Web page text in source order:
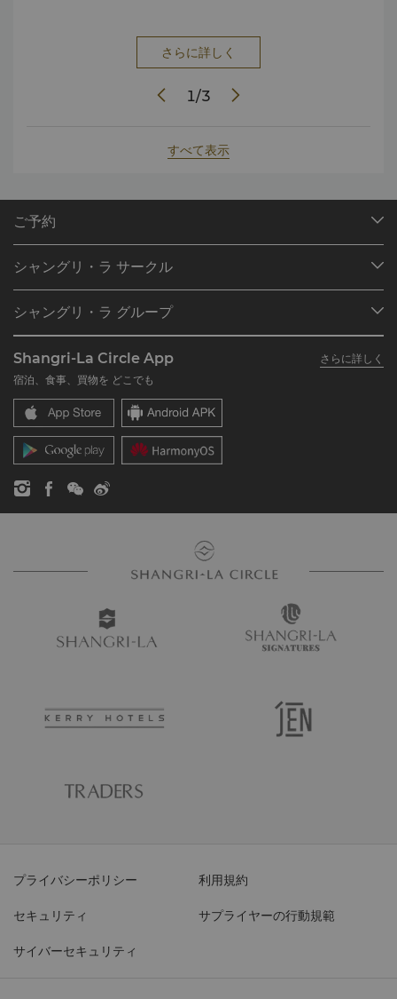
さらに詳しく
1/3
すべて表示
ご予約
ご予約の検索
レストラン＆バー
シャングリ・ラ サークル
シャングリ・ラ サークルに入会
よくあるお問合せや質問
SLCに関するお問い合わせ
シャングリ・ラ グループ
シャングリ・ラ ブランド
シャングリ・ラ センター
レジデンス
お問い合わせ
採用情報
企業の社会的責任
ニュース
Shangri-La Circle App
さらに詳しく
宿泊、食事、買物を どこでも
プライバシーポリシー 利用規約
セキュリティ サプライヤーの行動規範
サイバーセキュリティ